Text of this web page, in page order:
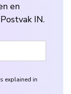
en
IN.
explained in